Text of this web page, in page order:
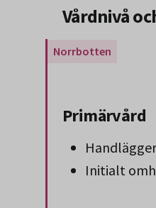
Vårdnivå
Primärvård
Initialt